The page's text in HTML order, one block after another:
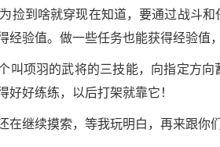
捡到啥就穿现在知道，要通过战斗
验值。做一些任务也能获得经验值
叫项羽的武将的三技能，向指定方
好练练，以后打架就靠它！
继续摸索，等我玩明白，再来跟你